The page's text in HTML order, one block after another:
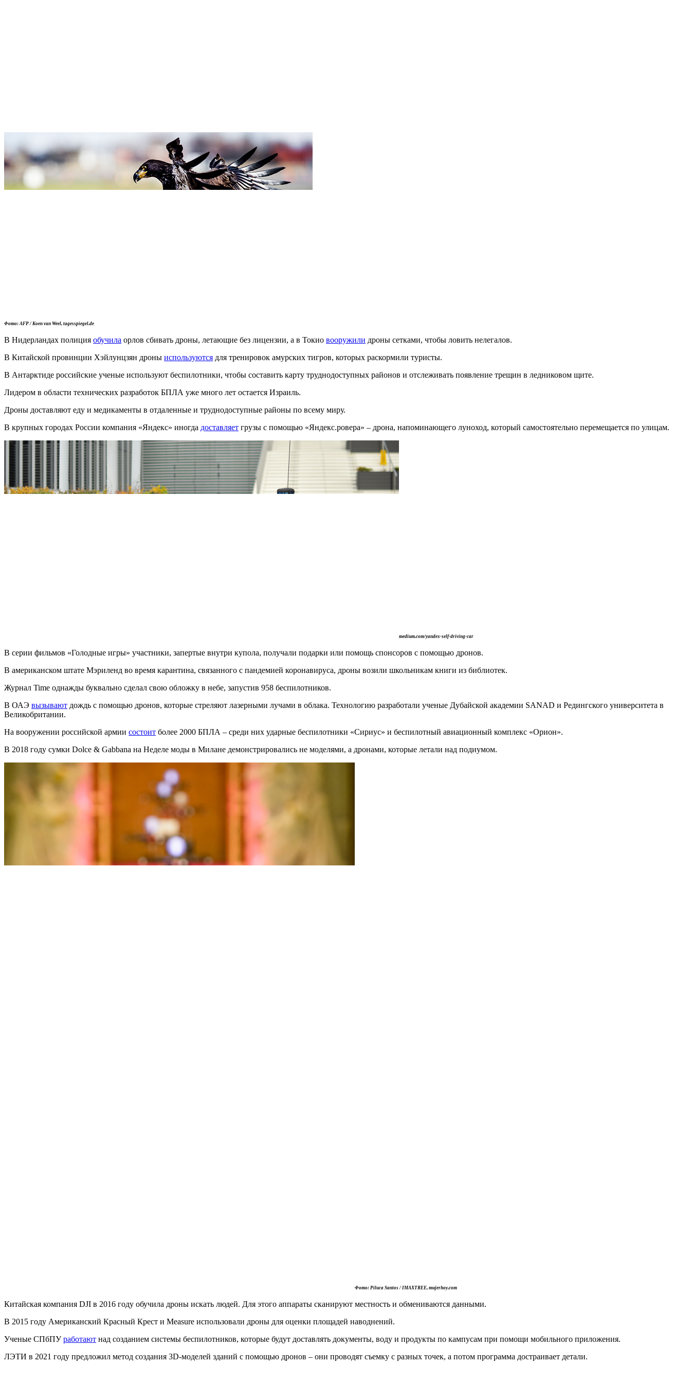
Фото: AFP / Koen van Weel, tagesspiegel.de
В Нидерландах полиция обучила орлов сбивать дроны, летающие без лицензии, а в Токио вооружили дроны сетками, чтобы ловить нелегалов.
В Китайской провинции Хэйлунцзян дроны используются для тренировок амурских тигров, которых раскормили туристы.
В Антарктиде российские ученые используют беспилотники, чтобы составить карту труднодоступных районов и отслеживать появление трещин в ледниковом щите.
Лидером в области технических разработок БПЛА уже много лет остается Израиль.
Дроны доставляют еду и медикаменты в отдаленные и труднодоступные районы по всему миру.
В крупных городах России компания «Яндекс» иногда доставляет грузы с помощью «Яндекс.ровера» – дрона, напоминающего луноход, который самостоятельно перемещается по улицам.
medium.com/yandex-self-driving-car
В серии фильмов «Голодные игры» участники, запертые внутри купола, получали подарки или помощь спонсоров с помощью дронов.
В американском штате Мэриленд во время карантина, связанного с пандемией коронавируса, дроны возили школьникам книги из библиотек.
Журнал Time однажды буквально сделал свою обложку в небе, запустив 958 беспилотников.
В ОАЭ вызывают дождь с помощью дронов, которые стреляют лазерными лучами в облака. Технологию разработали ученые Дубайской академии SANAD и Редингского университета в
Великобритании.
На вооружении российской армии состоит более 2000 БПЛА – среди них ударные беспилотники «Сириус» и беспилотный авиационный комплекс «Орион».
В 2018 году сумки Dolce & Gabbana на Неделе моды в Милане демонстрировались не моделями, а дронами, которые летали над подиумом.
Фото: Piluca Santos / IMAXTREE, mujerhoy.com
Китайская компания DJI в 2016 году обучила дроны искать людей. Для этого аппараты сканируют местность и обмениваются данными.
В 2015 году Американский Красный Крест и Measure использовали дроны для оценки площадей наводнений.
Ученые СПбПУработают над созданием системы беспилотников, которые будут доставлять документы, воду и продукты по кампусам при помощи мобильного приложения.
ЛЭТИ в 2021 году предложил метод создания 3D-моделей зданий с помощью дронов – они проводят съемку с разных точек, а потом программа достраивает детали.